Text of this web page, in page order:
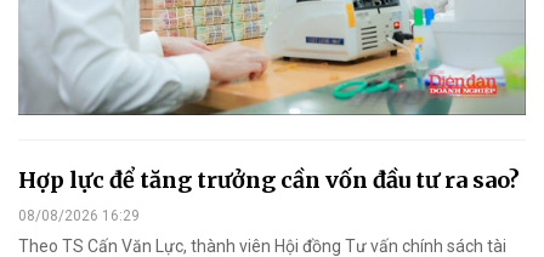
Hợp lực để tăng trưởng cần vốn đầu tư ra sao?
08/08/2026 16:29
Theo TS Cấn Văn Lực, thành viên Hội đồng Tư vấn chính sách tài